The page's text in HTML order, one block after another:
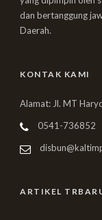
dan bertanggung
Daerah.
KONTAK KAMI
Alamat: Jl. MT
0541-736852
ARTIKEL